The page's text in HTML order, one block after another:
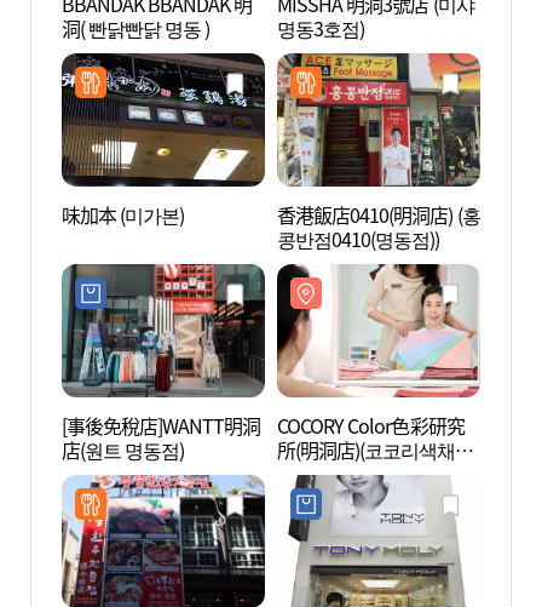
洞( 빤닭빤닭 명동 )
명동3호점)
味加本 (미가본)
香港飯店0410(明洞店) (홍
콩반점0410(명동점))
[事後免稅店]WANTT明洞
店(원트 명동점)
COCORY Color色彩研究
所(明洞店)(코코리색채연
구소(명동점))